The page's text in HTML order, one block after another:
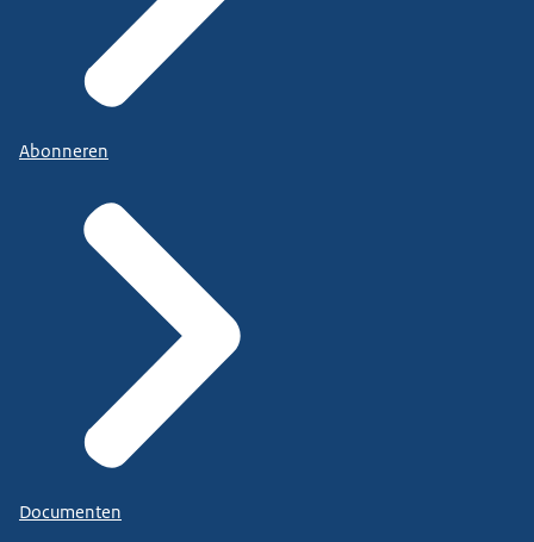
Abonneren
Documenten